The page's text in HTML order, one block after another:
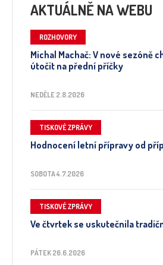
AKTUÁLNĚ NA WEBU
ROZHOVORY
Michal Machač: V nové sezóně
útočit na přední příčky
NEDĚLE 2.8.2026
TISKOVÉ ZPRÁVY
Hodnocení letní přípravy od
SOBOTA 4.7.2026
TISKOVÉ ZPRÁVY
Ve čtvrtek se uskutečnila
PÁTEK 26.6.2026